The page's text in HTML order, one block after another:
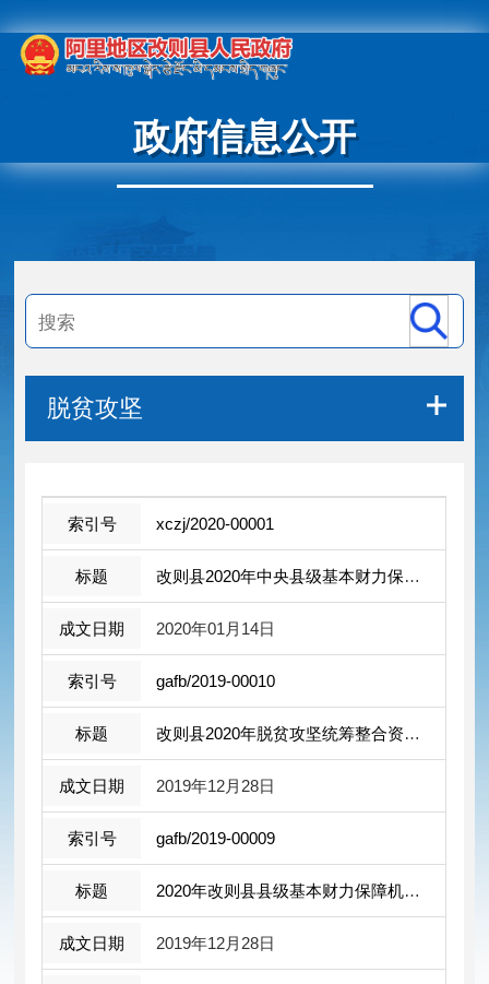
政府信息公开
脱贫攻坚
xczj/2020-00001
改则县2020年中央县级基本财力保障机制 ...
2020年01月14日
gafb/2019-00010
改则县2020年脱贫攻坚统筹整合资金项目 ...
2019年12月28日
gafb/2019-00009
2020年改则县县级基本财力保障机制奖补 ...
2019年12月28日